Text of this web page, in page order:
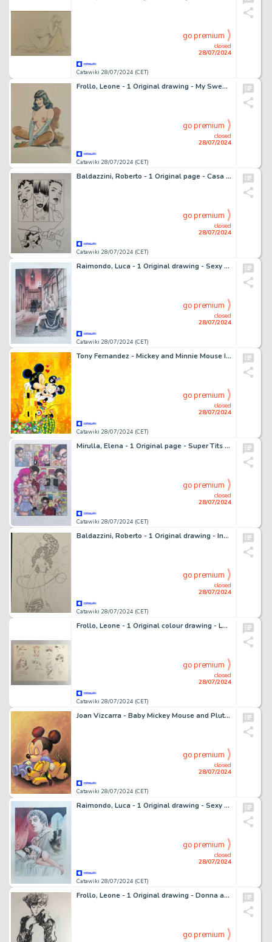
Catawiki 28/07/2024 (CET)
closed
28/07/2024
go premium
Frollo, Leone - 1 Original drawing - My Sweet Bettie Page
Catawiki 28/07/2024 (CET)
closed
28/07/2024
go premium
Baldazzini, Roberto - 1 Original page - Casa Howard - 2008
Catawiki 28/07/2024 (CET)
closed
28/07/2024
go premium
Raimondo, Luca - 1 Original drawing - Sexy Horror Movie - "Jack Lo Squartatore"
Catawiki 28/07/2024 (CET)
closed
28/07/2024
go premium
Tony Fernandez - Mickey and Minnie Mouse Inspired By Gustave Klimt's "The Kiss" (1907/08) - Unique Copy
Catawiki 28/07/2024 (CET)
closed
28/07/2024
go premium
Mirulla, Elena - 1 Original page - Super Tits - Tavola originale a matita + definitivo a colori pag.5
Catawiki 28/07/2024 (CET)
closed
28/07/2024
go premium
Baldazzini, Roberto - 1 Original drawing - Ines Frusta M
Catawiki 28/07/2024 (CET)
closed
28/07/2024
go premium
Frollo, Leone - 1 Original colour drawing - Le Donnine di Frollo - Prova Tecnica
Catawiki 28/07/2024 (CET)
closed
28/07/2024
go premium
Joan Vizcarra - Baby Mickey Mouse and Pluto Sleeping - Unique Copy - Artist Edition
Catawiki 28/07/2024 (CET)
closed
28/07/2024
go premium
Raimondo, Luca - 1 Original drawing - Sexy Horror Movie - "L’abominevole Dr. Phibes"
Catawiki 28/07/2024 (CET)
closed
28/07/2024
go premium
Frollo, Leone - 1 Original drawing - Donna alla Schiele
go premium